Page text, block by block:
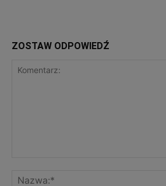
ZOSTAW ODPOWIEDŹ